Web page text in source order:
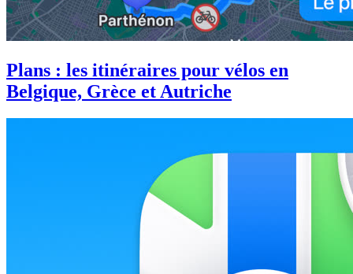
Plans : les itinéraires pour vélos en
Belgique, Grèce et Autriche